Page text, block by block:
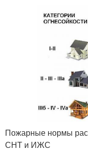
Пожарные нормы
СНТ и ИЖС